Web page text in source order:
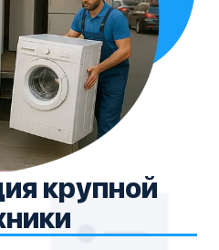
крупной